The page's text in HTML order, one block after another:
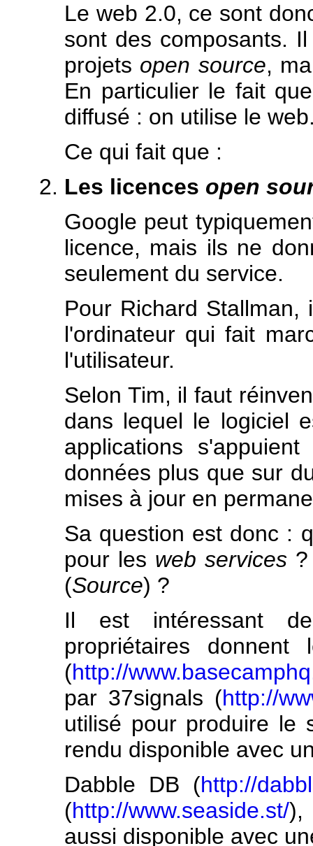
Le web 2.0, ce sont
sont des composants.
projets open source,
En particulier le fait
diffusé : on utilise le
Ce qui fait que :
Les licences open
Google peut
licence, mais ils ne
seulement du service.
Pour Richard
l'ordinateur qui fait
l'utilisateur.
Selon Tim, il faut
dans lequel le logiciel
applications
données plus que sur
mises à jour en
Sa question est donc :
pour les web services?
(Source) ?
Il est intéressant
propriétaires
(http://
par 37signals (http://
utilisé pour produire le
rendu disponible avec
Dabble DB (http://
(http://www.seaside.st/
aussi disponible avec